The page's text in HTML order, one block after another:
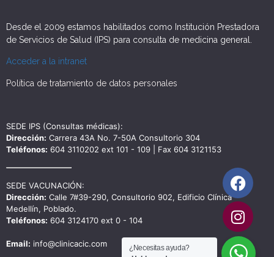
Desde el 2009 estamos habilitados como Institución Prestadora
de Servicios de Salud (IPS) para consulta de medicina general.
Acceder a la intranet
Política de tratamiento de datos personales
SEDE IPS (Consultas médicas):
Dirección: Carrera 43A No. 7-50A Consultorio 304
Teléfonos: 604 3110202 ext 101 - 109 | Fax 604 3121153
SEDE VACUNACIÓN:
Dirección: Calle 7#39-290, Consultorio 902, Edificio Clínica
Medellín, Poblado.
Teléfonos: 604 3124170 ext 0 - 104
Email: info@clinicacic.com
¿Necesitas ayuda?